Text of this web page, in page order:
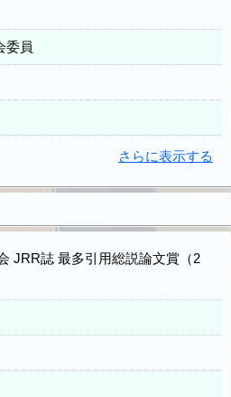
委員
さらに表示する
JRR誌 最多引用総説論文賞（2